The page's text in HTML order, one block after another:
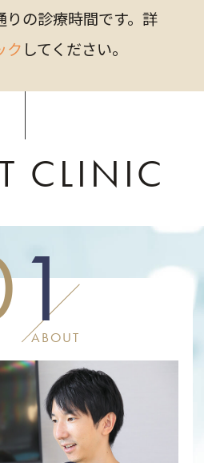
の診療時間です。詳
ク してください。
なります。
日（金）までお盆の
。
お知らせ
騰・諸費用の値上げに
費診療の改定を行う
CLINIC
1
ABOUT